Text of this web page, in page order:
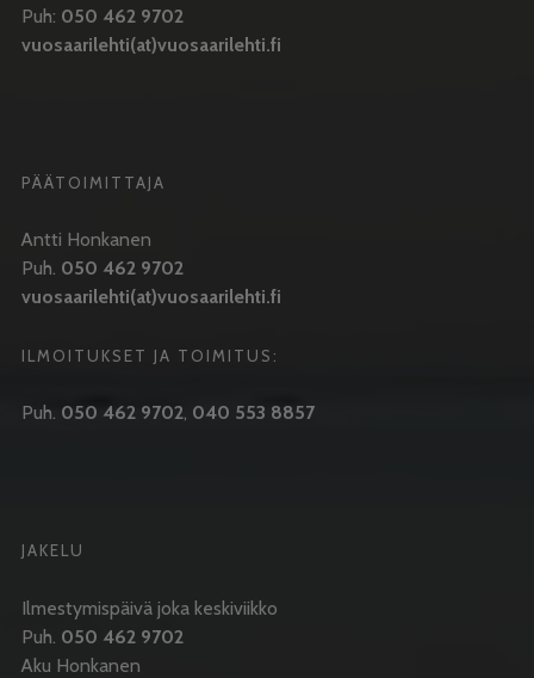
Puh: 050 462 9702
vuosaarilehti(at)vuosaarilehti.fi
PÄÄTOIMITTAJA
Antti Honkanen
Puh. 050 462 9702
vuosaarilehti(at)vuosaarilehti.fi
ILMOITUKSET JA TOIMITUS:
Puh. 050 462 9702, 040 553 8857
JAKELU
Ilmestymispäivä joka keskiviikko
Puh. 050 462 9702
Aku Honkanen